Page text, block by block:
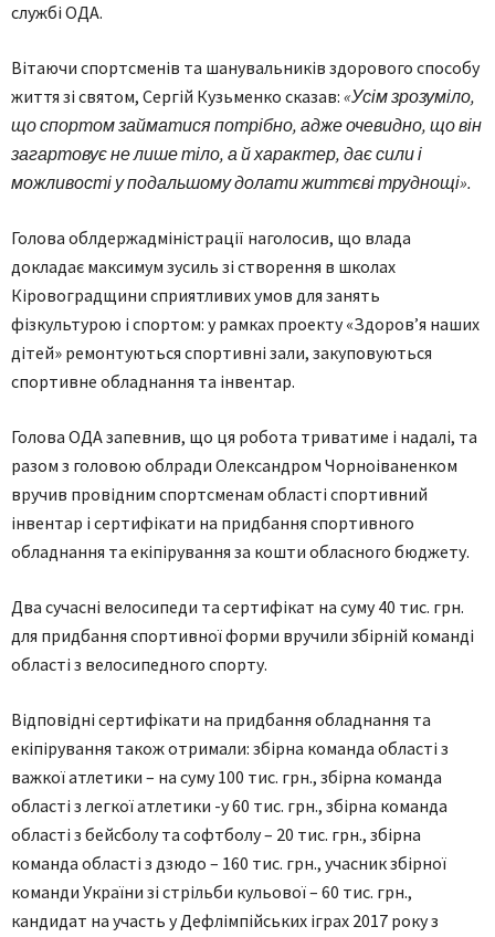
службі ОДА.
Вітаючи спортсменів та шанувальників здорового способу
життя зі святом, Сергій Кузьменко сказав: «Усім зрозуміло,
що спортом займатися потрібно, адже очевидно, що він
загартовує не лише тіло, а й характер, дає сили і
можливості у подальшому долати життєві труднощі».
Голова облдержадміністрації наголосив, що влада
докладає максимум зусиль зі створення в школах
Кіровоградщини сприятливих умов для занять
фізкультурою і спортом: у рамках проекту «Здоров’я наших
дітей» ремонтуються спортивні зали, закуповуються
спортивне обладнання та інвентар.
Голова ОДА запевнив, що ця робота триватиме і надалі, та
разом з головою облради Олександром Чорноіваненком
вручив провідним спортсменам області спортивний
інвентар і сертифікати на придбання спортивного
обладнання та екіпірування за кошти обласного бюджету.
Два сучасні велосипеди та сертифікат на суму 40 тис. грн.
для придбання спортивної форми вручили збірній команді
області з велосипедного спорту.
Відповідні сертифікати на придбання обладнання та
екіпірування також отримали: збірна команда області з
важкої атлетики – на суму 100 тис. грн., збірна команда
області з легкої атлетики -у 60 тис. грн., збірна команда
області з бейсболу та софтболу – 20 тис. грн., збірна
команда області з дзюдо – 160 тис. грн., учасник збірної
команди України зі стрільби кульової – 60 тис. грн.,
кандидат на участь у Дефлімпійських іграх 2017 року з